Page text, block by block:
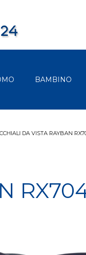
BAMBINO
DA VISTA RAYBAN